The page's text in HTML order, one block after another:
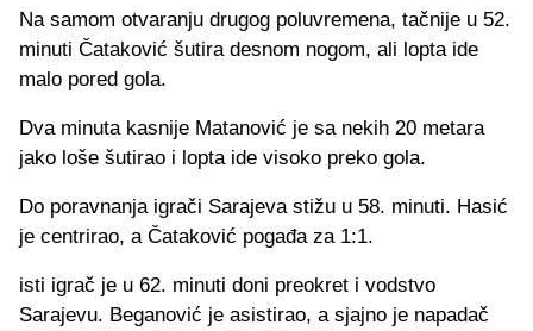
Na samom otvaranju drugog poluvremena, tačnije u 52.
minuti Čataković šutira desnom nogom, ali lopta ide
malo pored gola.
Dva minuta kasnije Matanović je sa nekih 20 metara
jako loše šutirao i lopta ide visoko preko gola.
Do poravnanja igrači Sarajeva stižu u 58. minuti. Hasić
je centrirao, a Čataković pogađa za 1:1.
isti igrač je u 62. minuti doni preokret i vodstvo
Sarajevu. Beganović je asistirao, a sjajno je napadač